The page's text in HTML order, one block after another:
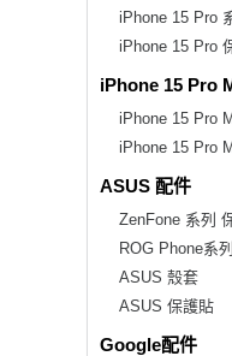
iPhone 15 Pro
iPhone 15 Pro
iPhone 15 Pro
iPhone 15 Pro
iPhone 15 Pro
ASUS 配件
ZenFone 系列
ROG Phone系
ASUS 殼套
ASUS 保護貼
Google配件